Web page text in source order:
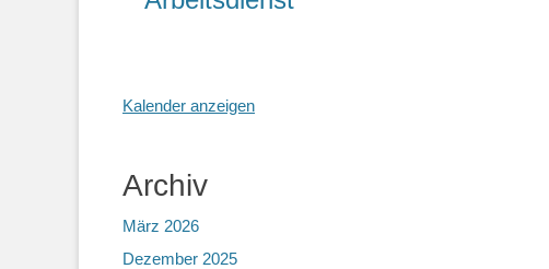
Kalender anzeigen
Archiv
März 2026
Dezember 2025